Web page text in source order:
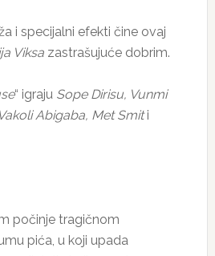
i specijalni efekti čine ovaj
Viksazastrašujuće dobrim.
“ igraju Sope Dirisu, Vunmi
Abigaba, Met Smiti
počinje tragičnom
pića, u koji upada